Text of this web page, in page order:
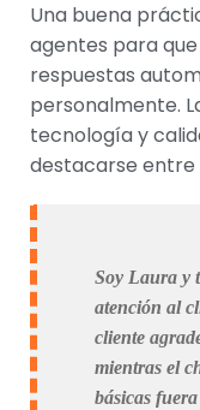
Una buena
agentes para
respuestas
personalmente.
tecnología y
destacarse entre
Soy Laura y
atención al
cliente
mientras el
básicas